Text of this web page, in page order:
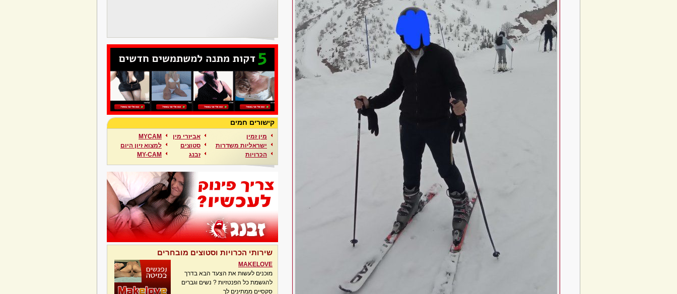
קישורים חמים
מין זמין
ישראליות משדרות
הכרויות
אביזרי מין
סטוצים
זבנג
MYCAM
למצוא זיון היום
MY-CAM
שירותי הכרויות וסטוצים מובחרים
MAKELOVE
מוכנים לעשות את הצעד הבא בדרך
להגשמת כל הפנטזיות ? נשים וגברים
סקסיים ממתינים לך